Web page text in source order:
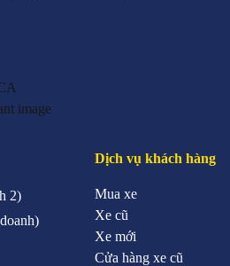
2)
Dịch vụ khách hàng
Mua xe
Xe cũ
Xe mới
Cửa hàng xe cũ